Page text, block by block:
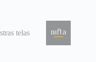
telas